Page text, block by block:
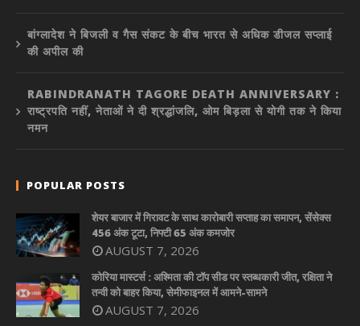
बांग्लादेश ने बिजली व गैस संकट के बीच भारत से अधिक डीजल सप्लाई
की अपील की
RABINDRANATH TAGORE DEATH ANNIVERSARY :
राष्ट्रपति नहीं, नेताओं ने दी श्रद्धांजलि, ओम बिड़ला से योगी तक ने किया
नमन
POPULAR POSTS
शेयर बाजार में गिरावट के साथ कारोबारी सप्ताह का समापन, सेंसेक्स
456 अंक टूटा, निफ्टी 65 अंक कमजोर
AUGUST 7, 2026
कोरिया मास्टर्स : अश्मिता की टॉप सीड पर स्तब्धकारी जीत, रक्षिता ने
तन्वी को बाहर किया, सेमीफाइनल में आमने-सामने
AUGUST 7, 2026